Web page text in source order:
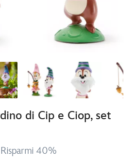
di Cip e Ciop, set
Risparmi 40%